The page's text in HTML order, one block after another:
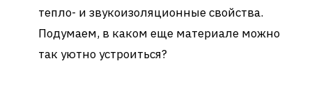
тепло- и звукоизоляционные свойства.
Подумаем, в каком еще материале можно
так уютно устроиться?